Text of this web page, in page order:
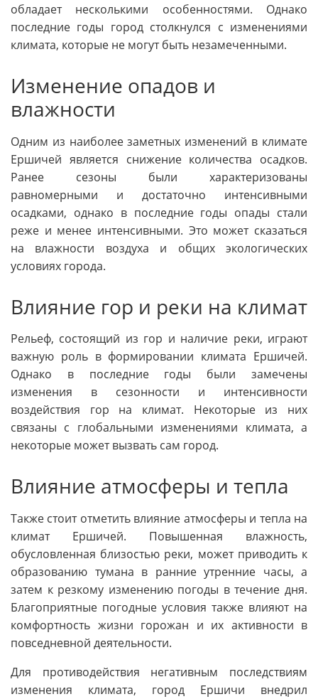
обладает несколькими особенностями. Однако
последние годы город столкнулся с изменениями
климата, которые не могут быть незамеченными.
Изменение опадов и
влажности
Одним из наиболее заметных изменений в климате
Ершичей является снижение количества осадков.
Ранее сезоны были характеризованы
равномерными и достаточно интенсивными
осадками, однако в последние годы опады стали
реже и менее интенсивными. Это может сказаться
на влажности воздуха и общих экологических
условиях города.
Влияние гор и реки на климат
Рельеф, состоящий из гор и наличие реки, играют
важную роль в формировании климата Ершичей.
Однако в последние годы были замечены
изменения в сезонности и интенсивности
воздействия гор на климат. Некоторые из них
связаны с глобальными изменениями климата, а
некоторые может вызвать сам город.
Влияние атмосферы и тепла
Также стоит отметить влияние атмосферы и тепла на
климат Ершичей. Повышенная влажность,
обусловленная близостью реки, может приводить к
образованию тумана в ранние утренние часы, а
затем к резкому изменению погоды в течение дня.
Благоприятные погодные условия также влияют на
комфортность жизни горожан и их активности в
повседневной деятельности.
Для противодействия негативным последствиям
изменения климата, город Ершичи внедрил